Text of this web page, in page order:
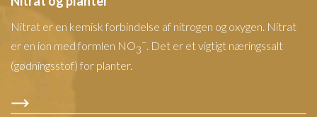
Nitrat er en kemisk forbindelse af nitrogen og oxygen. Nitrat
er en ion med formlen NO3
–. Det er et vigtigt næringssalt
(gødningsstof) for planter.